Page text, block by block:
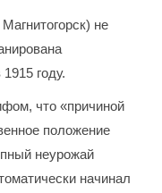
не
году.
что «причиной
положение
неурожай
начинал